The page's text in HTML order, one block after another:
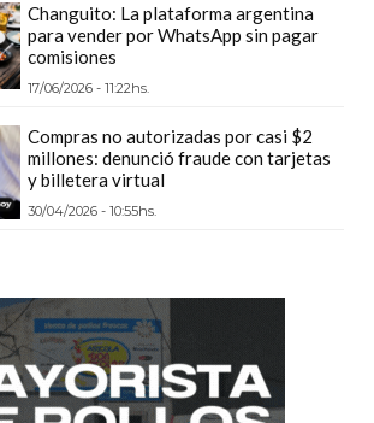
Changuito: La plataforma argentina
para vender por WhatsApp sin pagar
comisiones
17/06/2026 - 11:22hs.
Compras no autorizadas por casi $2
millones: denunció fraude con tarjetas
y billetera virtual
30/04/2026 - 10:55hs.